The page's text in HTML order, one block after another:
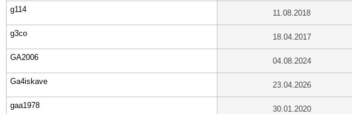
g114 11.08.2018
g3co 18.04.2017
GA2006 04.08.2024
Ga4iskave 23.04.2026
gaa1978 30.01.2020